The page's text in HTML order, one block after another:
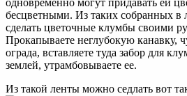
одновременно могут придавать ей
бесцветными. Из таких собранных в
сделать цветочные клумбы своими
Прокапываете неглубокую канавку,
ограда, вставляете туда забор для
землей, утрамбовываете ее.
Из такой ленты можно седлать вот